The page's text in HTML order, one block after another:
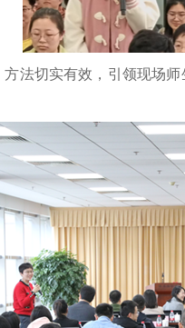
法切实有效，引领现场